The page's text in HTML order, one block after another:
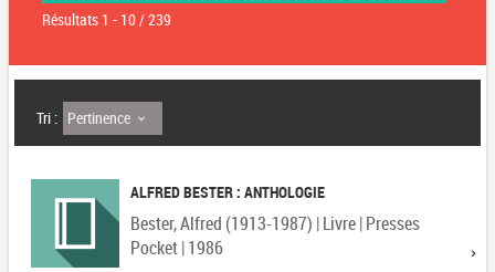
Résultats 1 - 10/ 239
Tri : Pertinence
ALFRED BESTER : ANTHOLOGIE
Bester, Alfred (1913-1987) | Livre | Presses
Pocket | 1986